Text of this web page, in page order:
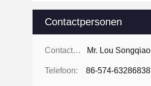
Pneumatische Snelle
Versiekoppeling(10)
Pneumatische Snel
(17)
Contactpersonen
Contactpersonen: Mr. Lou Songqiao
Telefoon: 86-574-63286838